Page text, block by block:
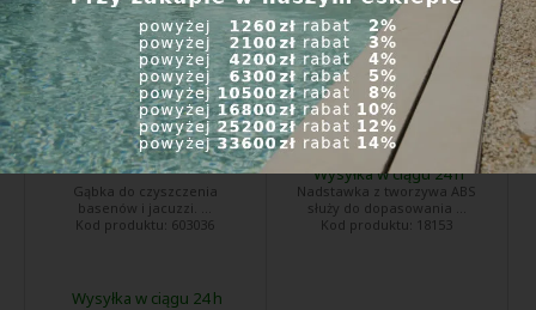
Gąbka do czyszczenia
basenów i jacuzzi. ...
Kod produktu: 603036
Wysyłka w ciągu 24 h
Nadstawka z tworzywa ABS
służy do dopasowania ...
Kod produktu: 18153
Wysyłka w ciągu 24 h